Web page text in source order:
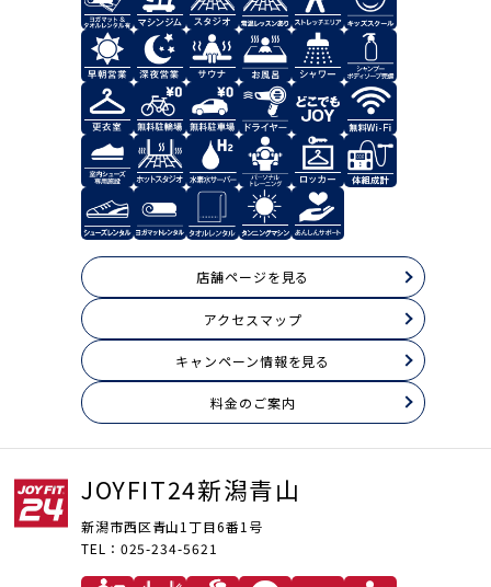
法人会員制度
店舗ページを見る
アクセスマップ
キャンペーン情報を見る
料⾦のご案内
JOYFIT24新潟青山
新潟市西区青山1丁目6番1号
TEL：025-234-5621